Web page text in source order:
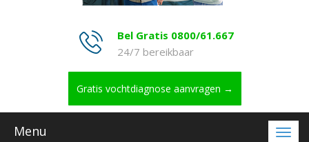
Bel Gratis 0800/61.667
24/7 bereikbaar
Gratis vochtdiagnose aanvragen →
Menu